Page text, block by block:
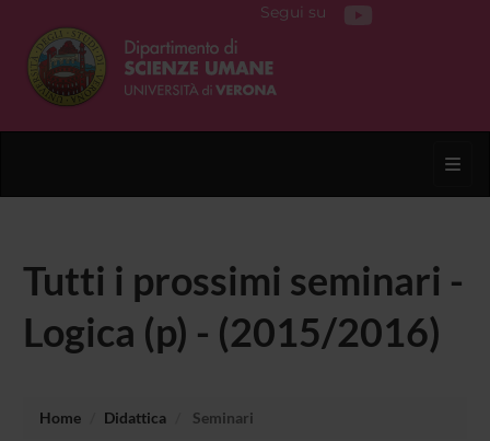
Segui su
Tutti i prossimi seminari -
Logica (p) - (2015/2016)
Home Didattica Seminari